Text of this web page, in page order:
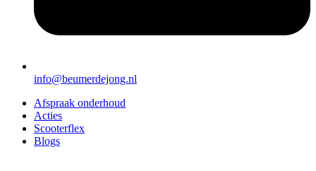
info@beumerdejong.nl
Afspraak onderhoud
Acties
Scooterflex
Blogs